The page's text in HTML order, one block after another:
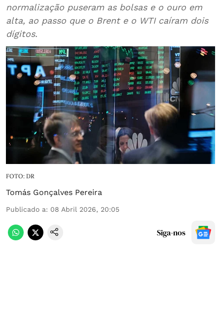
normalização puseram as bolsas e o ouro em
alta, ao passo que o Brent e o WTI caíram dois
dígitos.
FOTO: DR
Tomás Gonçalves Pereira
Publicado a: 08 Abril 2026, 20:05
Siga-nos